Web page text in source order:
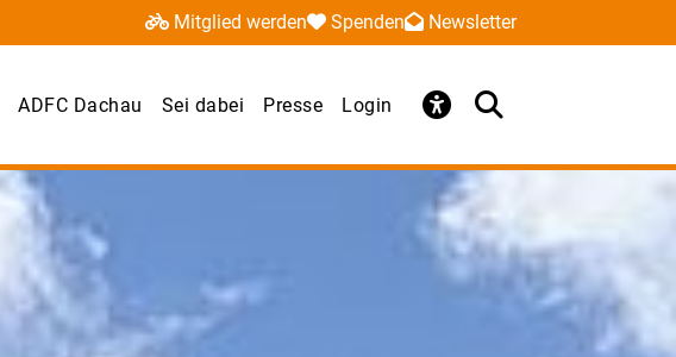
Mitglied werden Spenden Newsletter
ADFC Dachau Sei dabei Presse Login